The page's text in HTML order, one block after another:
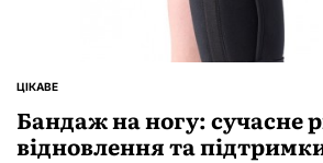
ОПУБЛІКУВАТИ
ЦІКАВЕ
Бандаж на ногу: сучасне
відновлення та